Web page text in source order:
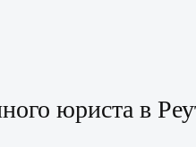
юриста в